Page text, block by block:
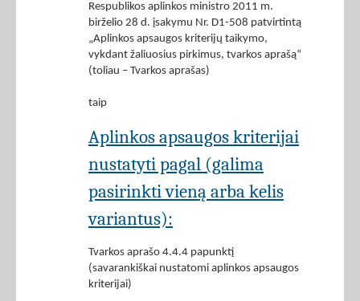
Respublikos aplinkos ministro 2011 m.
birželio 28 d. įsakymu Nr. D1-508 patvirtintą
„Aplinkos apsaugos kriterijų taikymo,
vykdant žaliuosius pirkimus, tvarkos aprašą“
(toliau – Tvarkos aprašas)
taip
Aplinkos apsaugos kriterijai
nustatyti pagal (galima
pasirinkti vieną arba kelis
variantus):
Tvarkos aprašo 4.4.4 papunktį
(savarankiškai nustatomi aplinkos apsaugos
kriterijai)